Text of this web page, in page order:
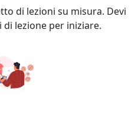
di lezioni su misura. Devi
lezione per iniziare.